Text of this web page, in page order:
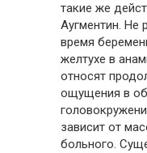
такие же
Аугментин. Не
время
желтухе в
относят
ощущения в
зависит от
больного.